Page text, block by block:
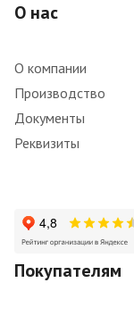
О нас
О компании
Производство
Документы
Реквизиты
Покупателям